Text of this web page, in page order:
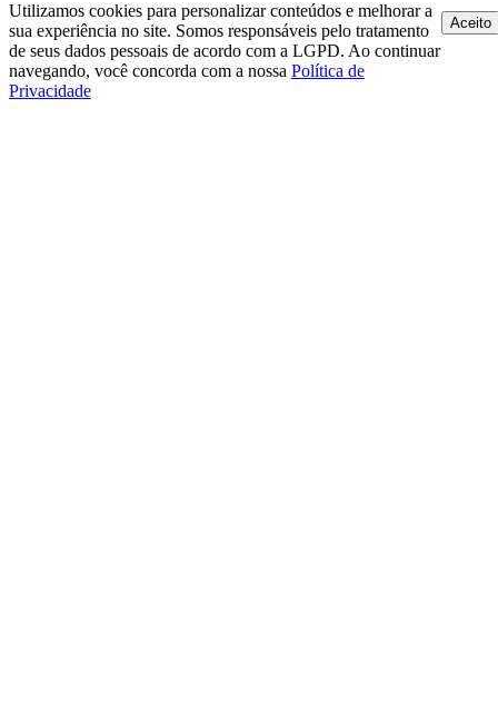
Utilizamos cookies para personalizar conteúdos e melhorar a
sua experiência no site. Somos responsáveis pelo tratamento
de seus dados pessoais de acordo com a LGPD. Ao continuar
navegando, você concorda com a nossa Política de
Privacidade
Aceito